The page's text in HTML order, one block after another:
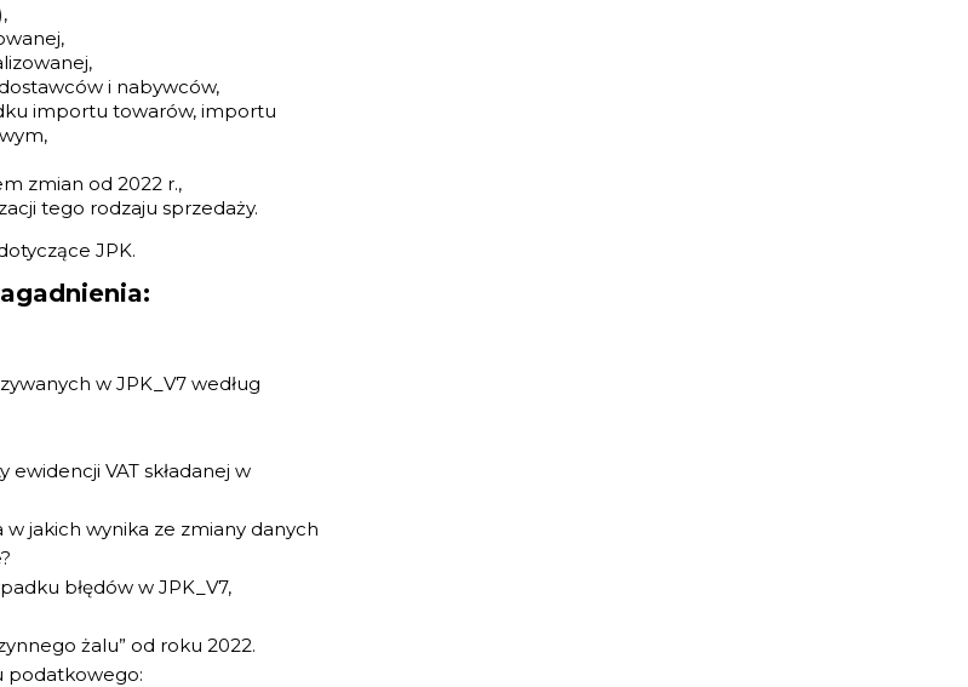
i nabywców,
importu towarów, importu
zmian od 2022 r.,
tego rodzaju sprzedaży.
JPK.
w JPK_V7 według
ewidencji VAT składanej w
jakich wynika ze zmiany danych
błędów w JPK_V7,
żalu” od roku 2022.
podatkowego: